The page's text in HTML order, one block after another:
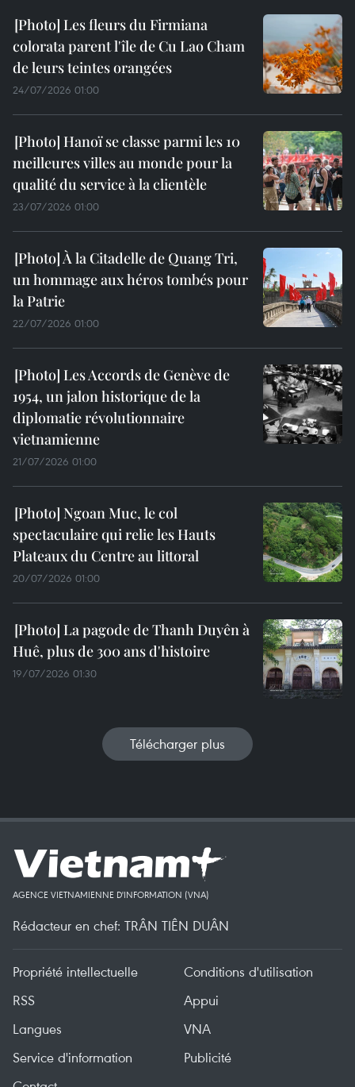
Les fleurs du Firmiana
colorata parent l'île de Cu Lao Cham
de leurs teintes orangées
24/07/2026 01:00
Hanoï se classe parmi les 10
meilleures villes au monde pour la
qualité du service à la clientèle
23/07/2026 01:00
À la Citadelle de Quang Tri,
un hommage aux héros tombés pour
la Patrie
22/07/2026 01:00
Les Accords de Genève de
1954, un jalon historique de la
diplomatie révolutionnaire
vietnamienne
21/07/2026 01:00
Ngoan Muc, le col
spectaculaire qui relie les Hauts
Plateaux du Centre au littoral
20/07/2026 01:00
La pagode de Thanh Duyên à
Huê, plus de 300 ans d'histoire
19/07/2026 01:30
Télécharger plus
AGENCE VIETNAMIENNE D'INFORMATION (VNA)
Rédacteur en chef: TRÂN TIÊN DUÂN
Propriété intellectuelle
Conditions d'utilisation
RSS
Appui
Langues
VNA
Service d'information
Publicité